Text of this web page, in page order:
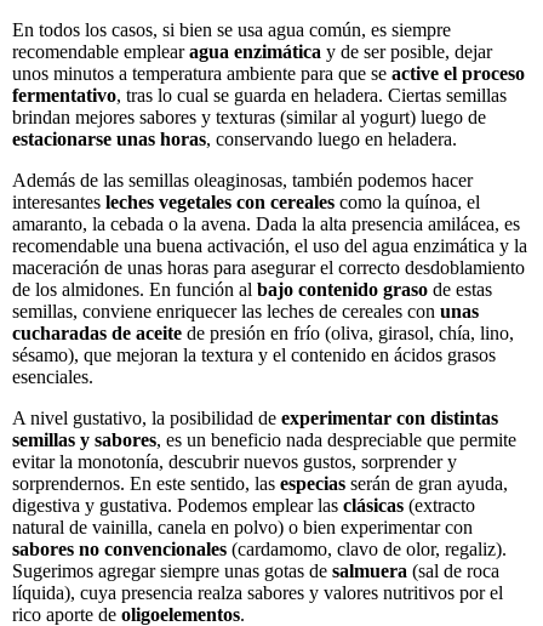
En todos los casos, si bien se usa agua común, es siempre
recomendable emplearagua enzimática y de ser posible, dejar
unos minutos a temperatura ambiente para que se active el proceso
fermentativo, tras lo cual se guarda en heladera. Ciertas semillas
brindan mejores sabores y texturas (similar al yogurt) luego de
estacionarse unas horas, conservando luego en heladera.
Además de las semillas oleaginosas, también podemos hacer
interesantes leches vegetales con cereales como la quínoa, el
amaranto, la cebada o la avena. Dada la alta presencia amilácea, es
recomendable una buena activación, el uso del agua enzimática y la
maceración de unas horas para asegurar el correcto desdoblamiento
de los almidones. En función al bajo contenido graso de estas
semillas, conviene enriquecer las leches de cereales con unas
cucharadas de aceite de presión en frío (oliva, girasol, chía, lino,
sésamo), que mejoran la textura y el contenido en ácidos grasos
esenciales.
A nivel gustativo, la posibilidad de experimentar con distintas
semillas y sabores, es un beneficio nada despreciable que permite
evitar la monotonía, descubrir nuevos gustos, sorprender y
sorprendernos. En este sentido, las especias serán de gran ayuda,
digestiva y gustativa. Podemos emplear las clásicas (extracto
natural de vainilla, canela en polvo) o bien experimentar con
sabores no convencionales (cardamomo, clavo de olor, regaliz).
Sugerimos agregar siempre unas gotas de salmuera (sal de roca
líquida), cuya presencia realza sabores y valores nutritivos por el
rico aporte de oligoelementos.